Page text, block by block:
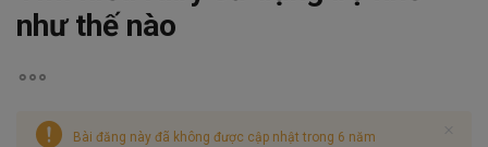
như thế nào
Bài đăng này đã không được cập nhật trong 6 năm